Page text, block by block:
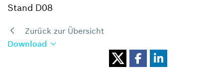
Stand D08
Zurück zur Übersicht
Download